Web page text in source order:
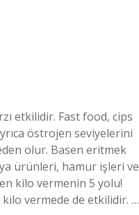
etkilidir. Fast food, cips
östrojen seviyelerini
olur. Basen eritmek
ürünleri, hamur işleri ve
kilo vermenin 5 yolu!
vermede de etkilidir. …